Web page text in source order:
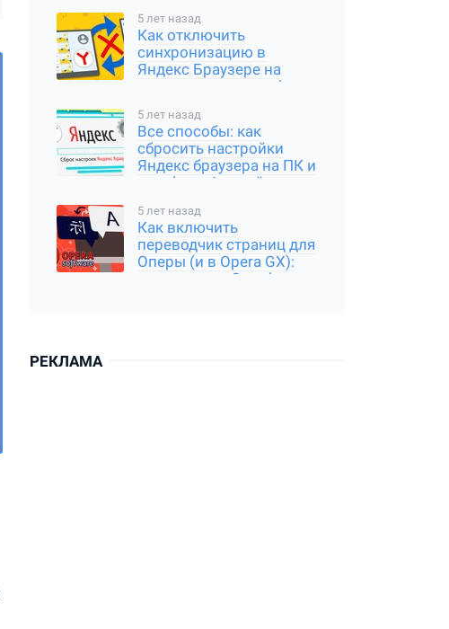
5 лет назад
Как отключить
синхронизацию в
Яндекс Браузере на
компьютере и телефоне
5 лет назад
Все способы: как
сбросить настройки
Яндекс браузера на ПК и
телефоне Андройд,
5 лет назад
Как включить
переводчик страниц для
Оперы (и в Opera GX):
расширение Google
РЕКЛАМА